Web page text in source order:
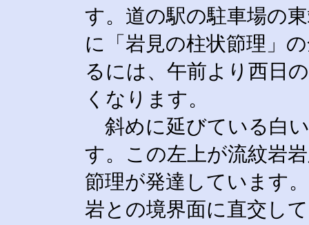
す。道の駅の駐車場の
に「岩見の柱状節理」
るには、午前より西日
くなります。
斜めに延びている白
す。この左上が流紋岩
節理が発達しています
岩との境界面に直交し